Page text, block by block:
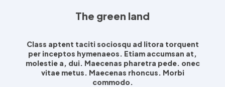
The green land
Class aptent taciti sociosqu ad litora torquent
per inceptos hymenaeos. Etiam accumsan at,
molestie a, dui. Maecenas pharetra pede. onec
vitae metus. Maecenas rhoncus. Morbi
commodo.